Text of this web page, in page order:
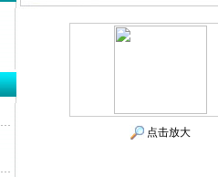
点击放大